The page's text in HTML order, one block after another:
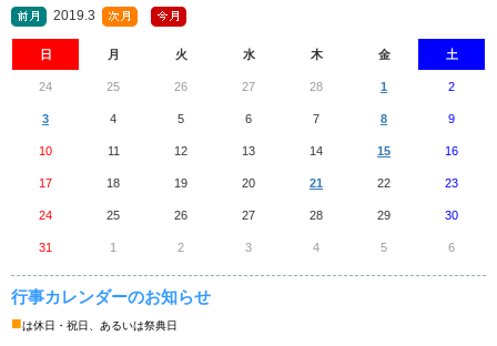
2019.3
日 月 火 水 木 金 土
24 25 26 27 28 1 2
3 4 5 6 7 8 9
10 11 12 13 14 15 16
17 18 19 20 21 22 23
24 25 26 27 28 29 30
31 1 2 3 4 5 6
行事カレンダーのお知らせ
■は休日・祝日、あるいは祭典日